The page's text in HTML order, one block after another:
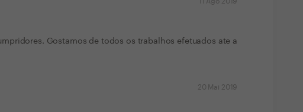
Gostamos de todos os trabalhos efetuados ate a
20 Mai 2019